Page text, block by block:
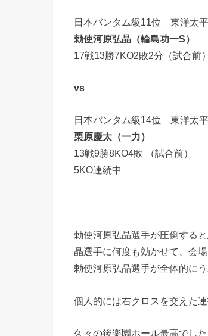
日本バンタム級11位 東洋太
勅使河原弘晶（輪島功一S）
17戦13勝7KO2敗2分（試合前）
vs
日本バンタム級14位 東洋太
栗原慶太（一力）
13戦9勝8KO4敗 （試合前）
5KO連続中
勅使河原弘晶選手が圧倒する
晶選手に何度も効かせて、会
勅使河原弘晶選手が全体的に
個人的には右クロスを交えた連
久々の後楽園ホール最高でした